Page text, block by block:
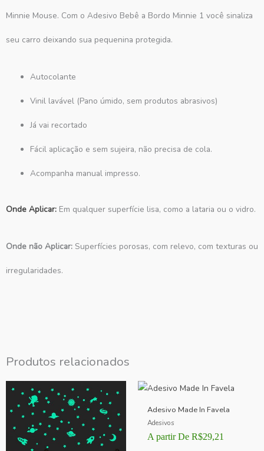
Minnie Mouse. Com o Adesivo Bebê a Bordo Minnie 1 você sinaliza
seu carro deixando sua pequenina protegida.
Autocolante
Vinil lavável (Pano úmido, sem produtos abrasivos)
Já vai recortado
Fácil aplicação e sem sujeira, não precisa de cola.
Acompanha manual impresso.
Onde Aplicar: Em qualquer superfície lisa, como a lataria ou o vidro.
Onde não Aplicar: Superfícies porosas, com relevo, com texturas ou
irregularidades.
Produtos relacionados
Adesivo Made In Favela
Adesivos
A partir De R$29,21